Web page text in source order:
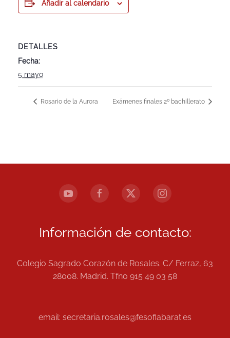
Añadir al calendario
DETALLES
Fecha:
5 mayo
Rosario de la Aurora Exámenes finales 2º bachillerato
Información de contacto:
Colegio Sagrado Corazón de Rosales. C/ Ferraz, 63
28008. Madrid. Tfno 915 49 03 58
email: secretaria.rosales@fesofiabarat.es